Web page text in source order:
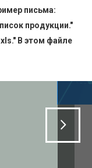
письма:
продукции."
В этом файле